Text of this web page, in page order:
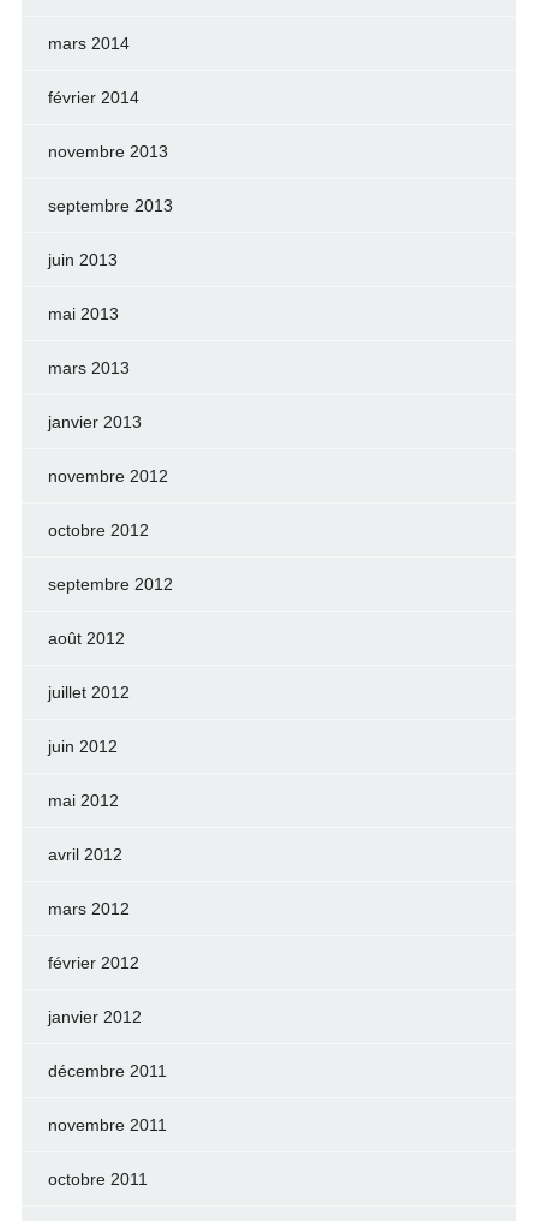
mars 2014
février 2014
novembre 2013
septembre 2013
juin 2013
mai 2013
mars 2013
janvier 2013
novembre 2012
octobre 2012
septembre 2012
août 2012
juillet 2012
juin 2012
mai 2012
avril 2012
mars 2012
février 2012
janvier 2012
décembre 2011
novembre 2011
octobre 2011